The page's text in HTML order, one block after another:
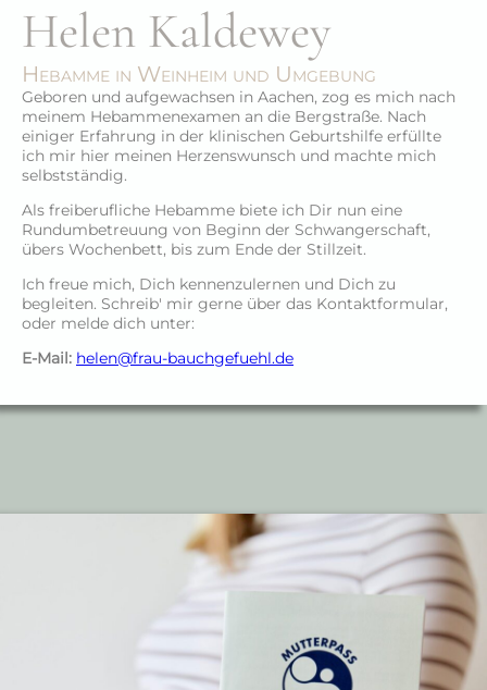
Helen Kaldewey
Hebamme in Weinheim und Umgebung
Geboren und aufgewachsen in Aachen, zog es mich nach
meinem Hebammenexamen an die Bergstraße. Nach
einiger Erfahrung in der klinischen Geburtshilfe erfüllte
ich mir hier meinen Herzenswunsch und machte mich
selbstständig.
Als freiberufliche Hebamme biete ich Dir nun eine
Rundumbetreuung von Beginn der Schwangerschaft,
übers Wochenbett, bis zum Ende der Stillzeit.
Ich freue mich, Dich kennenzulernen und Dich zu
begleiten. Schreib' mir gerne über das Kontaktformular,
oder melde dich unter:
E-Mail: helen@frau-bauchgefuehl.de